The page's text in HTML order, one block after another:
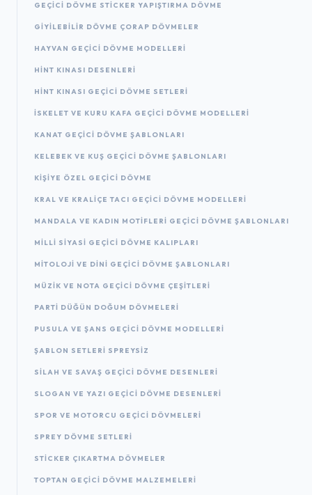
GEÇICI DÖVME STICKER YAPIŞTIRMA DÖVME
GIYILEBILIR DÖVME ÇORAP DÖVMELER
HAYVAN GEÇICI DÖVME MODELLERI
HINT KINASI DESENLERI
HINT KINASI GEÇICI DÖVME SETLERI
İSKELET VE KURU KAFA GEÇICI DÖVME MODELLERI
KANAT GEÇICI DÖVME ŞABLONLARI
KELEBEK VE KUŞ GEÇICI DÖVME ŞABLONLARI
KIŞIYE ÖZEL GEÇICI DÖVME
KRAL VE KRALIÇE TACI GEÇICI DÖVME MODELLERI
MANDALA VE KADIN MOTIFLERI GEÇICI DÖVME ŞABLONLARI
MILLI SIYASI GEÇICI DÖVME KALIPLARI
MITOLOJI VE DINI GEÇICI DÖVME ŞABLONLARI
MÜZIK VE NOTA GEÇICI DÖVME ÇEŞITLERI
PARTI DÜĞÜN DOĞUM DÖVMELERI
PUSULA VE ŞANS GEÇICI DÖVME MODELLERI
ŞABLON SETLERI SPREYSIZ
SILAH VE SAVAŞ GEÇICI DÖVME DESENLERI
SLOGAN VE YAZI GEÇICI DÖVME DESENLERI
SPOR VE MOTORCU GEÇICI DÖVMELERI
SPREY DÖVME SETLERI
STICKER ÇIKARTMA DÖVMELER
TOPTAN GEÇICI DÖVME MALZEMELERI